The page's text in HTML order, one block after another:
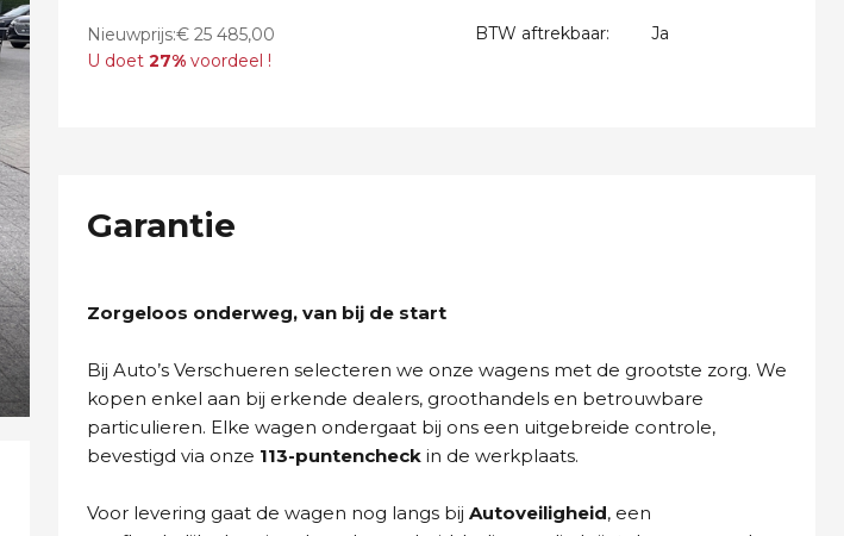
Nieuwprijs:€ 25 485,00
U doet 27% voordeel !
BTW aftrekbaar:
Ja
Garantie
Zorgeloos onderweg, van bij de start
Bij Auto’s Verschueren selecteren we onze wagens met de grootste zorg. We
kopen enkel aan bij erkende dealers, groothandels en betrouwbare
particulieren. Elke wagen ondergaat bij ons een uitgebreide controle,
bevestigd via onze 113-puntencheck in de werkplaats.
Voor levering gaat de wagen nog langs bij Autoveiligheid, een